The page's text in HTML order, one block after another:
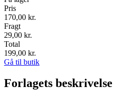
Pris
170,00 kr.
Fragt
29,00 kr.
Total
199,00 kr.
Gå til butik
Forlagets beskrivelse